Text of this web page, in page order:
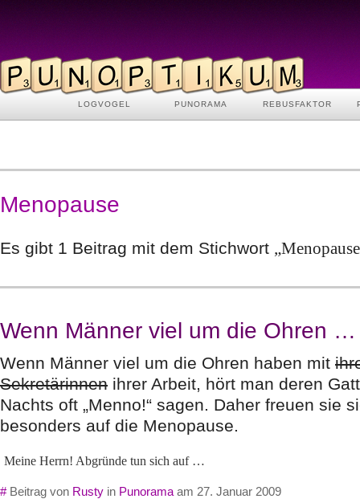
LOGVOGEL PUNORAMA REBUSFAKTOR
Menopause
Es gibt 1 Beitrag mit dem Stichwort
Wenn Männer viel um die Ohren …
Wenn Männer viel um die Ohren haben mit
Sekretärinnen ihrer Arbeit, hört man deren
Nachts oft „Menno!“ sagen. Daher freuen sie
besonders auf die Menopause.
Meine Herrn! Abgründe tun sich auf …
#Beitrag von Rusty in Punorama am 27. Januar 2009